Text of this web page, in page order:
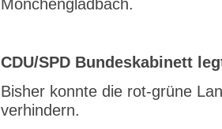
CDU/SPD Bundeskabinett
Bisher konnte die rot-grüne
verhindern.